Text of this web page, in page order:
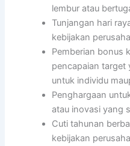
lembur atau
Tunjangan hari
kebijakan
Pemberian bonus
pencapaian target
untuk individu
Penghargaan
atau inovasi yang
Cuti tahunan
kebijakan